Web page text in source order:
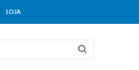
LOJA